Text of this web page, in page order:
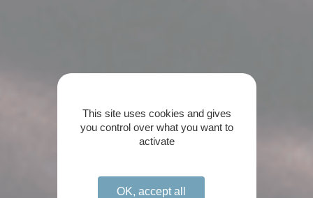
This site uses cookies and gives
you control over what you want to
activate
OK, accept all